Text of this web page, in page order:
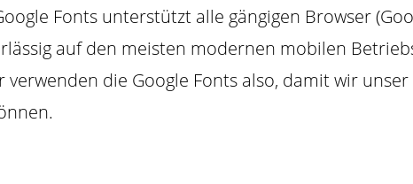
Fonts unterstützt alle gängigen Browser
auf den meisten modernen mobilen
verwenden die Google Fonts also, damit wir